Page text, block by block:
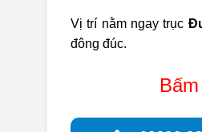
Vị trí nằm ngay trục
đông đúc.